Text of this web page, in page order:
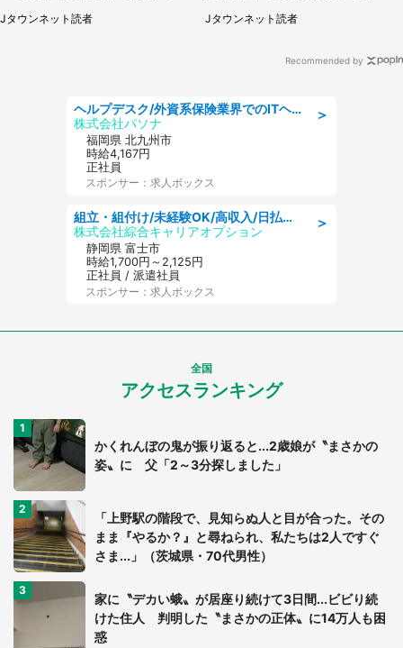
て（兵庫県・30代女性）
Jタウンネット読者
女を止めた予想外の存在
Jタウンネット読者
Recommended by
＞
ヘルプデスク/外資系保険業界でのITヘルプデスク業務/駅近/即日勤務可/ヘルプデスク
株式会社パソナ
福岡県 北九州市
時給4,167円
正社員
スポンサー：求人ボックス
＞
組立・組付け/未経験OK/高収入/日払いOK/寮費無料/交替制
株式会社綜合キャリアオプション
静岡県 富士市
時給1,700円～2,125円
正社員 / 派遣社員
スポンサー：求人ボックス
全国
アクセスランキング
かくれんぼの鬼が振り返ると...2歳娘が〝まさかの
姿〟に 父「2～3分探しました」
「上野駅の階段で、見知らぬ人と目が合った。その
まま『やるか？』と尋ねられ、私たちは2人ですぐ
さま...」（茨城県・70代男性）
家に〝デカい蛾〟が居座り続けて3日間...ビビり続
けた住人 判明した〝まさかの正体〟に14万人も困
惑